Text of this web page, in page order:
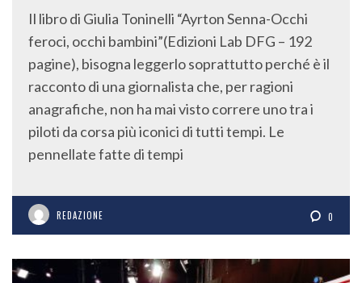
Il libro di Giulia Toninelli “Ayrton Senna-Occhi
feroci, occhi bambini”(Edizioni Lab DFG – 192
pagine), bisogna leggerlo soprattutto perché è il
racconto di una giornalista che, per ragioni
anagrafiche, non ha mai visto correre uno tra i
piloti da corsa più iconici di tutti tempi. Le
pennellate fatte di tempi
REDAZIONE 0